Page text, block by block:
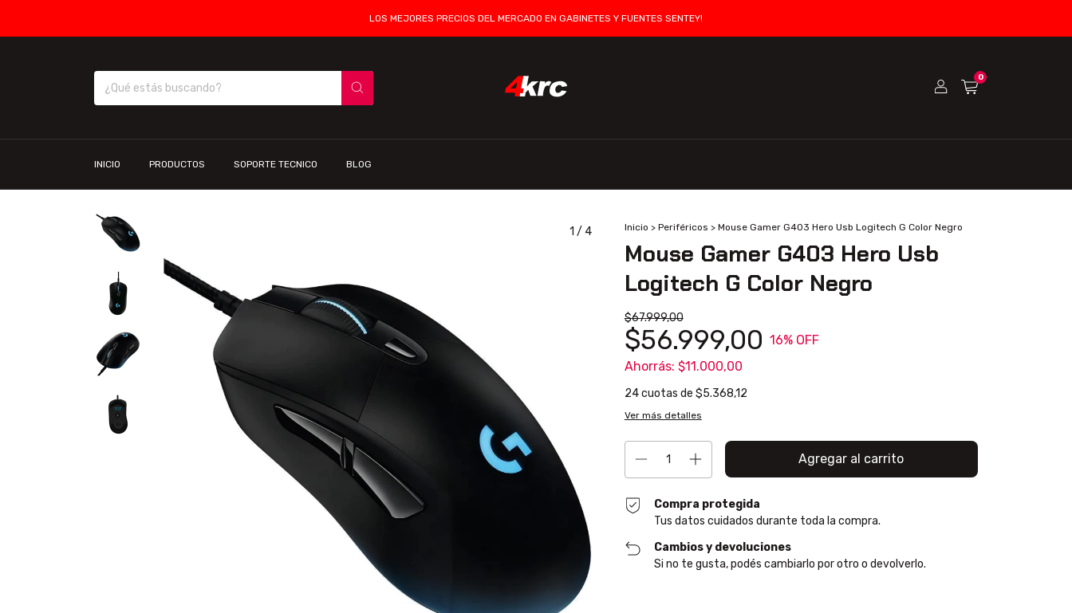
LOS MEJORES PRECIOS DEL MERCADO EN GABINETES Y FUENTES SENTEY!
0
INICIO PRODUCTOS SOPORTE TECNICO BLOG
1 / 4 Inicio > Periféricos > Mouse Gamer G403 Hero Usb Logitech G Color Negro
Mouse Gamer G403 Hero Usb
Logitech G Color Negro
$67.999,00
$56.999,00 16% OFF
Ahorrás: $11.000,00
24cuotas de $5.368,12
Ver más detalles
Compra protegida
Tus datos cuidados durante toda la compra.
Cambios y devoluciones
Si no te gusta, podés cambiarlo por otro o devolverlo.